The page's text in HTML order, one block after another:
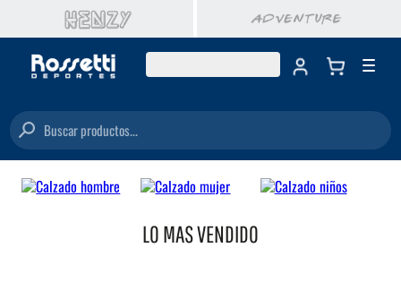
Buscar productos...
LO MAS VENDIDO